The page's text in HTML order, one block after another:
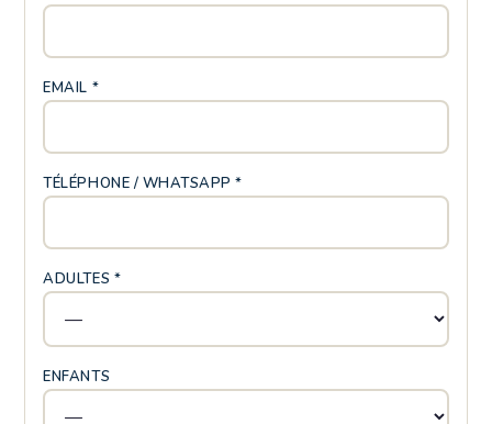
EMAIL *
TÉLÉPHONE / WHATSAPP *
ADULTES *
ENFANTS